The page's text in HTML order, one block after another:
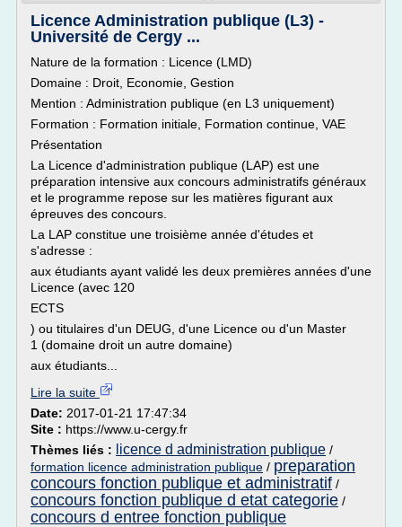
Licence Administration publique (L3) -
Université de Cergy ...
Nature de la formation : Licence (LMD)
Domaine : Droit, Economie, Gestion
Mention : Administration publique (en L3 uniquement)
Formation : Formation initiale, Formation continue, VAE
Présentation
La Licence d'administration publique (LAP) est une
préparation intensive aux concours administratifs généraux
et le programme repose sur les matières figurant aux
épreuves des concours.
La LAP constitue une troisième année d'études et
s'adresse :
aux étudiants ayant validé les deux premières années d'une
Licence (avec 120
ECTS
) ou titulaires d'un DEUG, d'une Licence ou d'un Master
1 (domaine droit un autre domaine)
aux étudiants...
Lire la suite
Date: 2017-01-21 17:47:34
Site : https://www.u-cergy.fr
Thèmes liés :
licence d administration publique /
formation licence administration publique / preparation
concours fonction publique et administratif /
concours fonction publique d etat categorie /
concours d entree fonction publique